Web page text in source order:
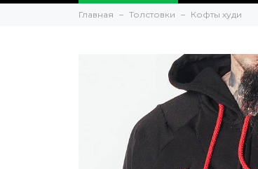
Главная Толстовки Кофты худи